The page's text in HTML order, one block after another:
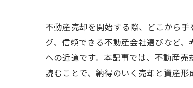
不動産売却を開始する際、どこから
グ、信頼できる不動産会社選びなど
への近道です。本記事では、不動産
読むことで、納得のいく売却と資産形